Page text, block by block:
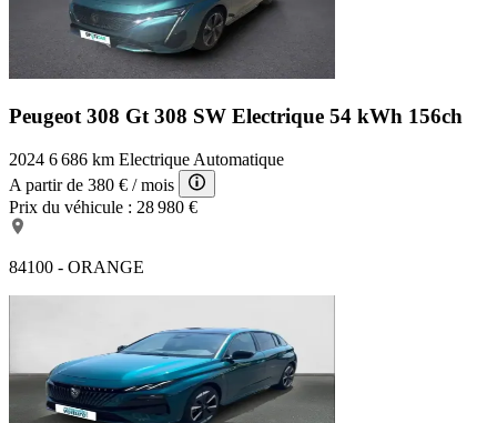
Peugeot 308 Gt 308 SW Electrique 54 kWh 156ch
2024 6 686 km Electrique Automatique
A partir de 380 € / mois
Prix du véhicule : 28 980 €
84100 - ORANGE